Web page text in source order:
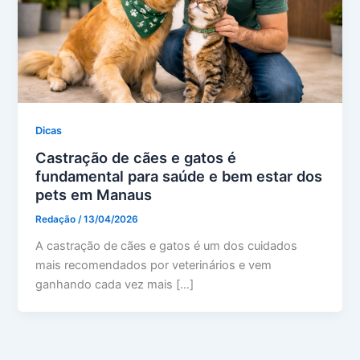
Dicas
Castração de cães e gatos é
fundamental para saúde e bem estar dos
pets em Manaus
Redação/13/04/2026
A castração de cães e gatos é um dos cuidados
mais recomendados por veterinários e vem
ganhando cada vez mais […]